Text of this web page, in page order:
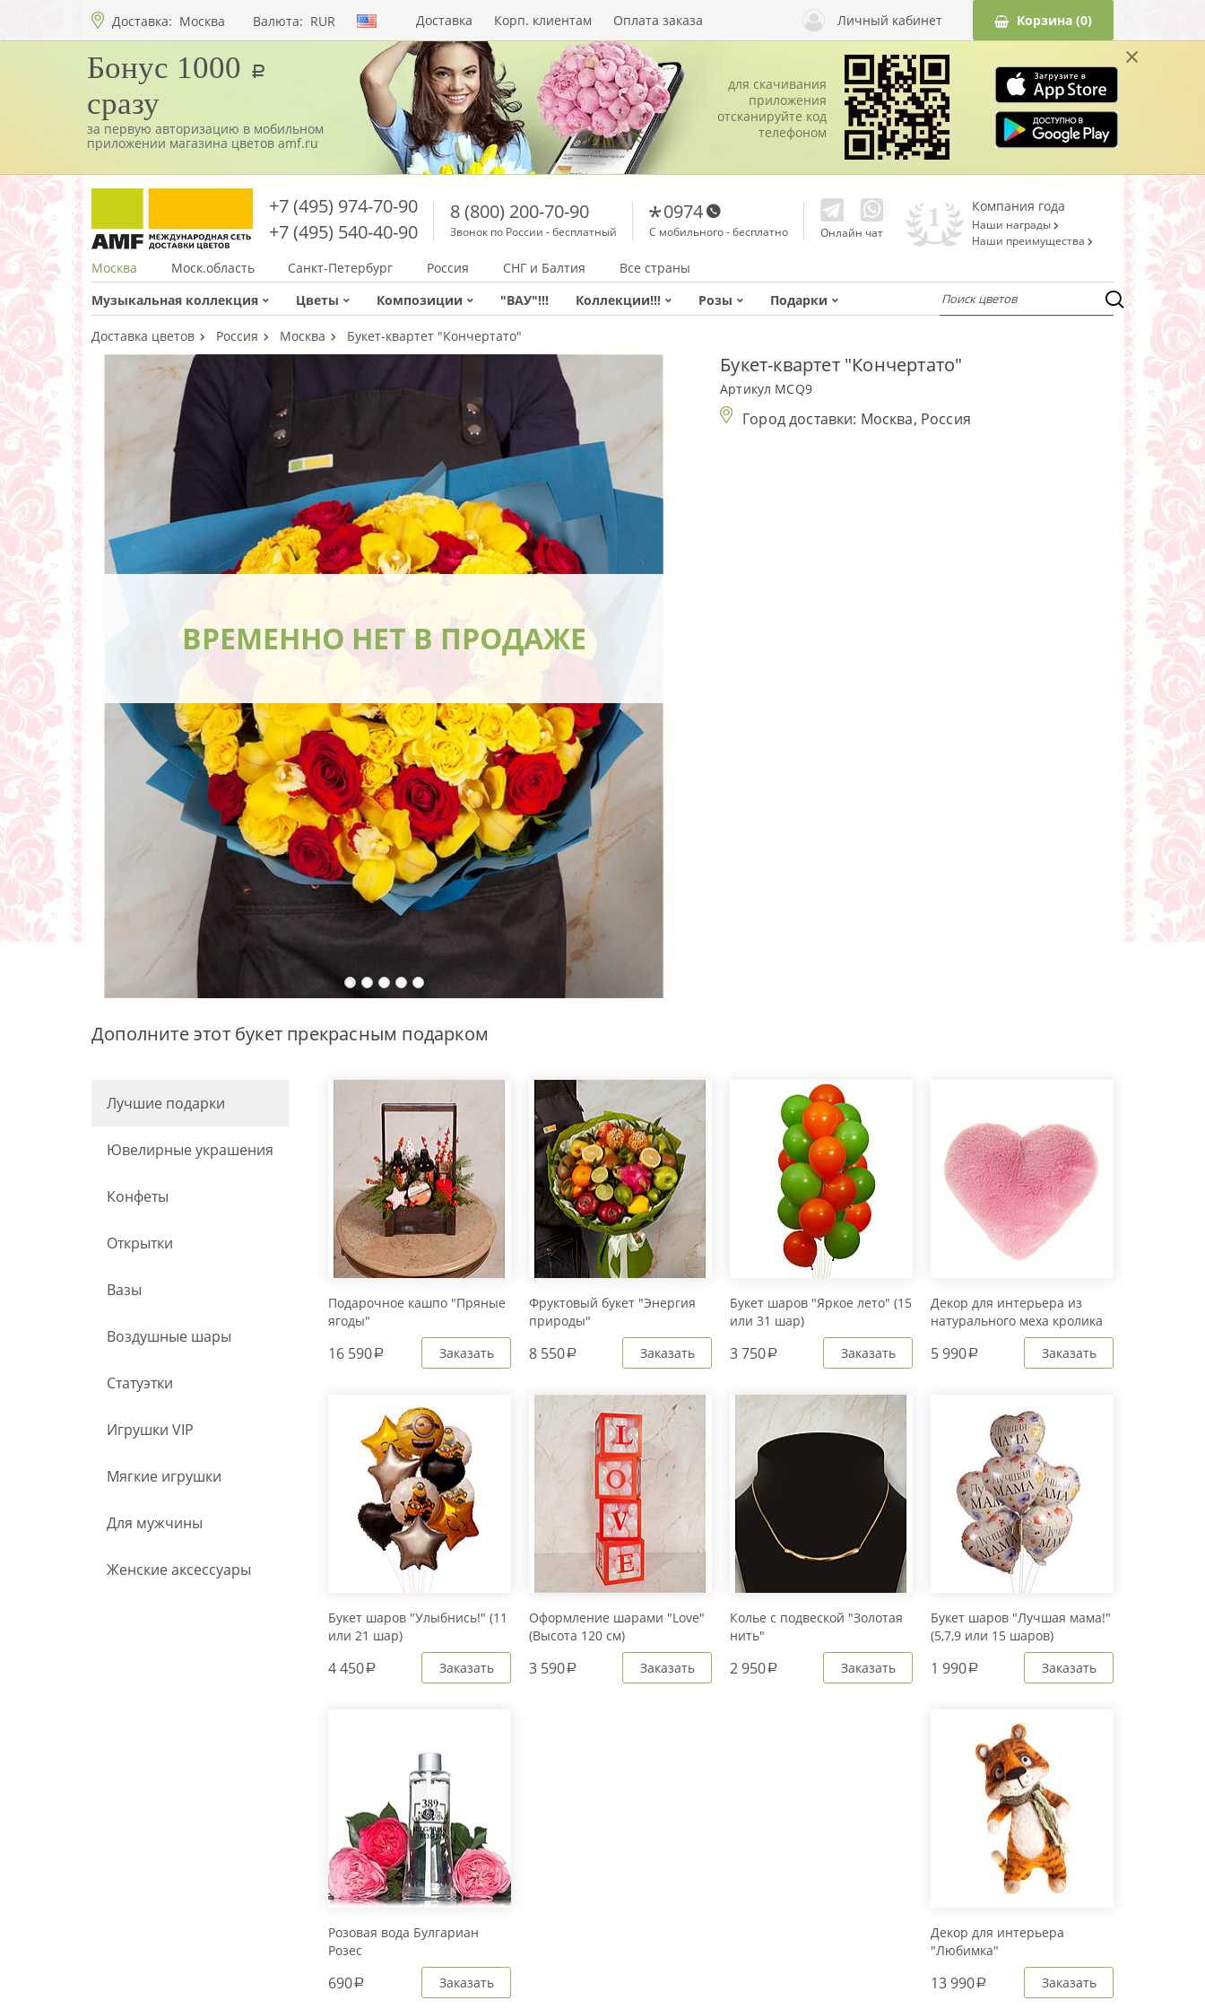
×
Бонус 1000 a
сразу
за первую авторизацию в мобильном
приложении магазина цветов amf.ru
для скачивания
приложения
отсканируйте код
телефоном
Доставка: Москва Валюта: RUR Доставка Корп. клиентам Оплата заказа Личный кабинет Корзина(0)
+7 (495) 974-70-90
+7 (495) 540-40-90
8 (800) 200-70-90
Звонок по России - бесплатный
0974
С мобильного - бесплатно Онлайн чат
Компания года
Наши награды
Наши преимущества
Москва Моск.область Санкт-Петербург Россия СНГ и Балтия
Все страны
Музыкальная коллекция
Цветы Композиции "ВАУ"!!! Коллекции!!! Розы Подарки
Доставка цветов Россия Москва Букет-квартет "Кончертато"
ВРЕМЕННО НЕТ В ПРОДАЖЕ
Букет-квартет "Кончертато"
Артикул MCQ9
Город доставки: Москва, Россия
Дополните этот букет прекрасным подарком
Лучшие подарки
Ювелирные украшения
Конфеты
Открытки
Вазы
Воздушные шары
Статуэтки
Игрушки VIP
Мягкие игрушки
Для мужчины
Женские аксессуары
Подарочное кашпо "Пряные
ягоды"
16 590a Заказать
Фруктовый букет "Энергия
природы"
8 550a Заказать
Букет шаров "Яркое лето" (15
или 31 шар)
3 750a Заказать
Декор для интерьера из
натурального меха кролика
Рекс "Сердце" IM20601
5 990a Заказать
Букет шаров "Улыбнись!" (11
или 21 шар)
4 450a Заказать
Оформление шарами "Love"
(Высота 120 см)
3 590a Заказать
Колье с подвеской "Золотая
нить"
2 950a Заказать
Букет шаров "Лучшая мама!"
(5,7,9 или 15 шаров)
1 990a Заказать
Розовая вода Булгариан
Розес
690a Заказать
Декор для интерьера
"Любимка"
13 990a Заказать